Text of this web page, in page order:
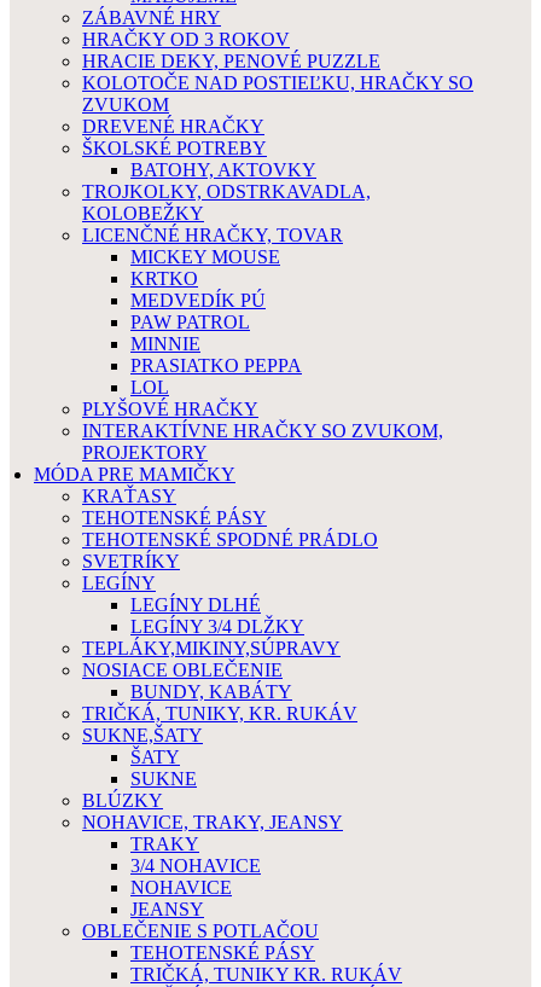
ZÁBAVNÉ HRY
HRAČKY OD 3 ROKOV
HRACIE DEKY, PENOVÉ PUZZLE
KOLOTOČE NAD POSTIEĽKU, HRAČKY SO
ZVUKOM
DREVENÉ HRAČKY
ŠKOLSKÉ POTREBY
BATOHY, AKTOVKY
TROJKOLKY, ODSTRKAVADLA,
KOLOBEŽKY
LICENČNÉ HRAČKY, TOVAR
MICKEY MOUSE
KRTKO
MEDVEDÍK PÚ
PAW PATROL
MINNIE
PRASIATKO PEPPA
LOL
PLYŠOVÉ HRAČKY
INTERAKTÍVNE HRAČKY SO ZVUKOM,
PROJEKTORY
MÓDA PRE MAMIČKY
KRAŤASY
TEHOTENSKÉ PÁSY
TEHOTENSKÉ SPODNÉ PRÁDLO
SVETRÍKY
LEGÍNY
LEGÍNY DLHÉ
LEGÍNY 3/4 DLŽKY
TEPLÁKY,MIKINY,SÚPRAVY
NOSIACE OBLEČENIE
BUNDY, KABÁTY
TRIČKÁ, TUNIKY, KR. RUKÁV
SUKNE,ŠATY
ŠATY
SUKNE
BLÚZKY
NOHAVICE, TRAKY, JEANSY
TRAKY
3/4 NOHAVICE
NOHAVICE
JEANSY
OBLEČENIE S POTLAČOU
TEHOTENSKÉ PÁSY
TRIČKÁ, TUNIKY KR. RUKÁV